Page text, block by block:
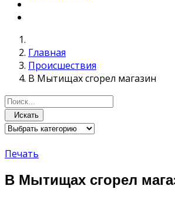
Главная
Происшествия
В Мытищах сгорел магазин
Искать
Печать
В Мытищах сгорел